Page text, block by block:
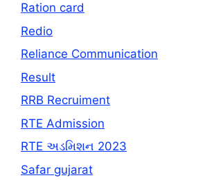
Ration card
Redio
Reliance Communication
Result
RRB Recruiment
RTE Admission
RTE અડમિશન 2023
Safar gujarat